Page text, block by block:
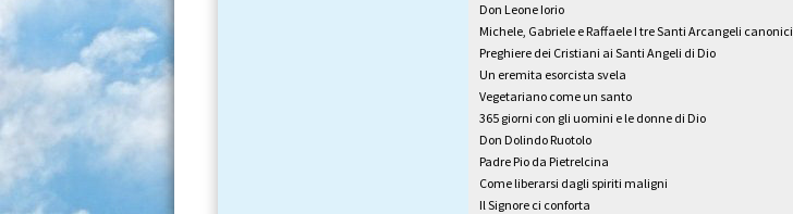
Don Leone Iorio
Michele, Gabriele e Raffaele I tre Santi Arcangeli canonici
Preghiere dei Cristiani ai Santi Angeli di Dio
Un eremita esorcista svela
Vegetariano come un santo
365 giorni con gli uomini e le donne di Dio
Don Dolindo Ruotolo
Padre Pio da Pietrelcina
Come liberarsi dagli spiriti maligni
Il Signore ci conforta